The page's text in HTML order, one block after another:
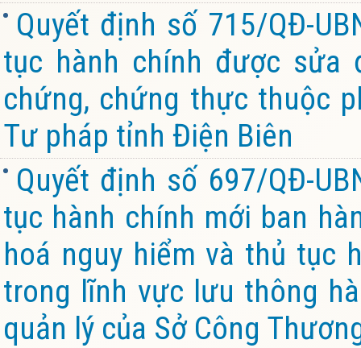
Quyết định số 715/QĐ-
tục hành chính được sửa
chứng, chứng thực thuộc
Tư pháp tỉnh Điện Biên
Quyết định số 697/QĐ-
tục hành chính mới ban
hoá nguy hiểm và thủ tục
trong lĩnh vực lưu thông
quản lý của Sở Công